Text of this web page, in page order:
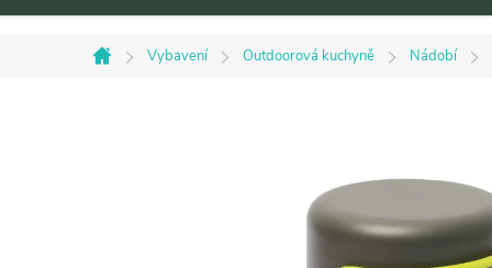
Domů
Vybavení Outdoorová kuchyně Nádobí